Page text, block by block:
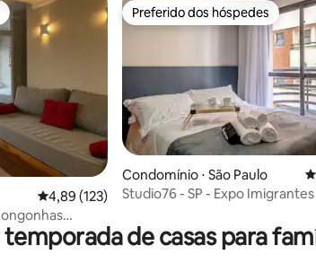
avaliações
4,89 de uma avaliação média de 5, 123
4,89 (123)
Preferido dos hóspedes
Preferido dos hóspedes
Condomínio ⋅ São Paulo
Studio76 - SP - Expo Imigrantes - Metrô -
de casas para